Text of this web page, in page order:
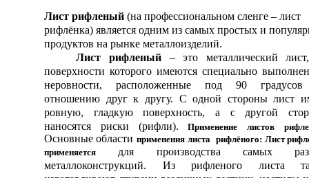
Лист рифленый (на профессиональном сленге – лист
рифлёнка) является одним из самых простых и
продуктов на рынке металлоизделий.
Лист рифленый – это металлический
поверхности которого имеются специально
неровности, расположенные под 90
отношению друг к другу. С одной стороны лист
ровную, гладкую поверхность, а с другой
наносятся риски (рифли).Применение листов
Основные области применения листа рифлёного: Лист
применяется для производства самых
металлоконструкций.
Из рифленого листа